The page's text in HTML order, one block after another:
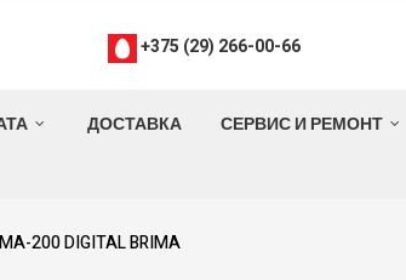
+375 (29) 266-00-66
ДОСТАВКА СЕРВИС И РЕМОНТ
200 DIGITAL BRIMA